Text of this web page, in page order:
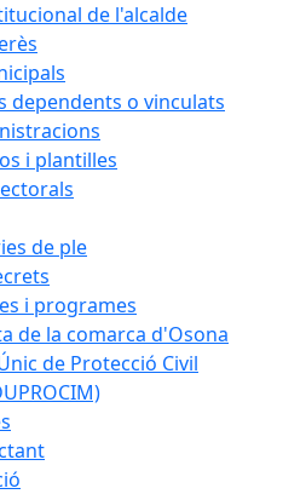
de l'alcalde
dependents o vinculats
i plantilles
de ple
i programes
de la comarca d'Osona
de Protecció Civil